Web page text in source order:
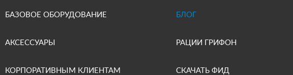
БАЗОВОЕ ОБОРУДОВАНИЕ
АКСЕССУАРЫ
КОРПОРАТИВНЫМ КЛИЕНТАМ
БЛОГ
РАЦИИ ГРИФОН
СКАЧАТЬ ФИД